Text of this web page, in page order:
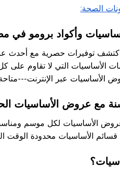
الصحة:
وأكواد برومو في
واكتشف توفيرات حصرية مع أحدث
الأساسيات التي لا تقاوم على
عبر الإنترنت---متاحة
مع عروض الأساسيات
الأساسيات لكل موسم
الأساسيات محدودة الوقت